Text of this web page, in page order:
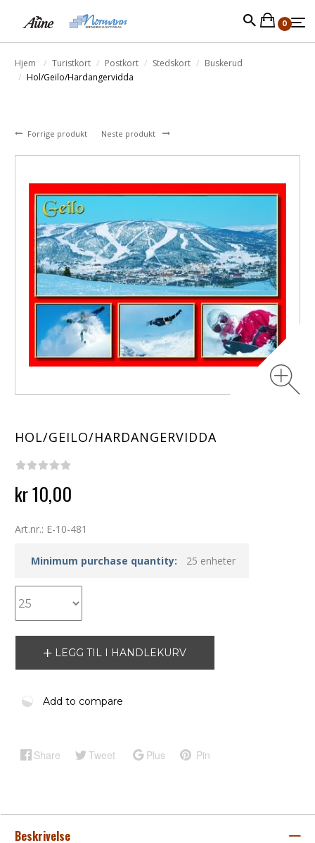
0
Hjem Turistkort Postkort Stedskort
Buskerud
Hol/Geilo/Hardangervidda
Forrige produkt Neste produkt
HOL/GEILO/HARDANGERVIDDA
kr 10,00
Art.nr.: E-10-481
Minimum purchase quantity: 25 enheter
LEGG TIL I HANDLEKURV
Add to compare
Share Tweet Plus Pin
Beskrivelse